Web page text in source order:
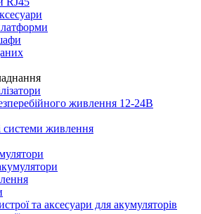
живлення 12-24В
системи живлення
та аксесуари для акумуляторів